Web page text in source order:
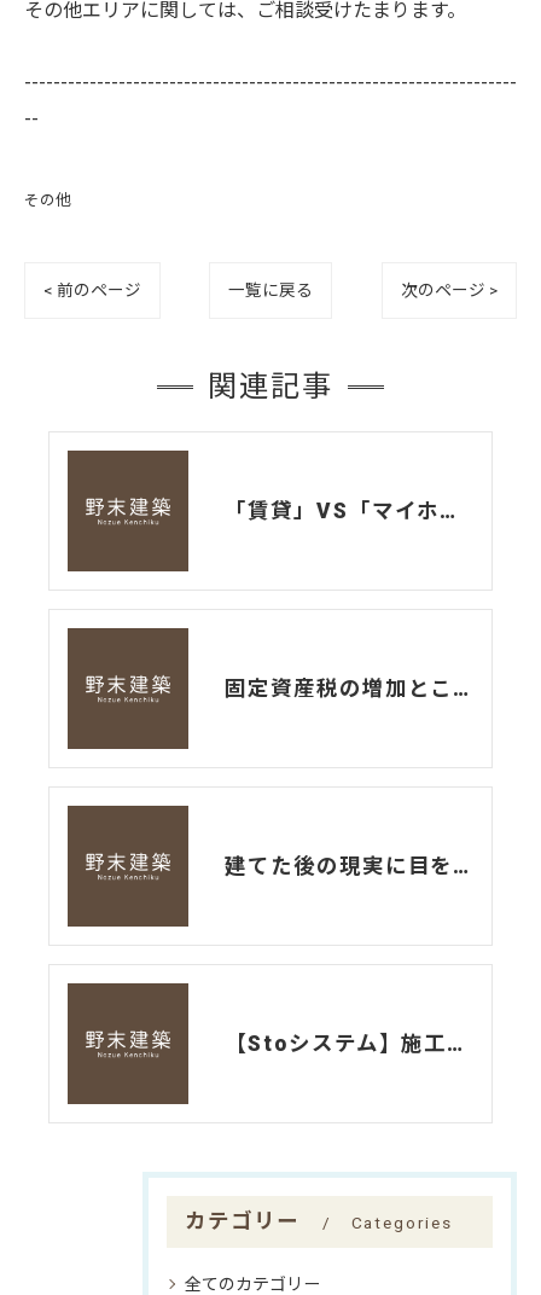
その他エリアに関しては、ご相談受けたまります。
--------------------------------------------------------------------
--
その他
< 前のページ 一覧に戻る 次のページ >
関連記事
「賃貸」VS「マイホーム」の盲点
固定資産税の増加とこれからの家づくり
建てた後の現実に目を向ける
【Stoシステム】施工認定店研修に行ってきました。
カテゴリー Categories
全てのカテゴリー